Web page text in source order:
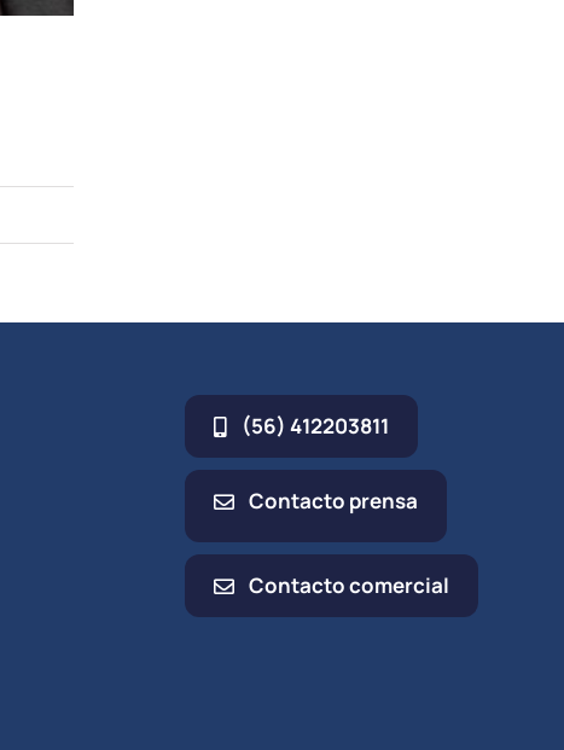
(56) 412203811
Contacto prensa
Contacto comercial